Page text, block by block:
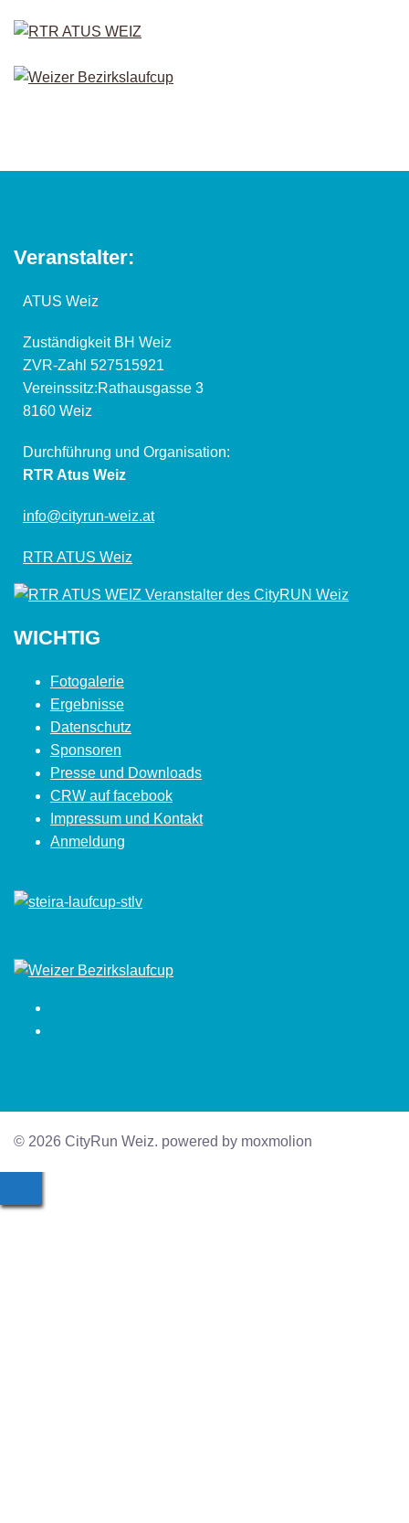
Veranstalter:
ATUS Weiz
Zuständigkeit BH Weiz
ZVR-Zahl 527515921
Vereinssitz:Rathausgasse 3
8160 Weiz
Durchführung und Organisation:
RTR Atus Weiz
info@cityrun-weiz.at
RTR ATUS Weiz
WICHTIG
Fotogalerie
Ergebnisse
Datenschutz
Sponsoren
Presse und Downloads
CRW auf facebook
Impressum und Kontakt
Anmeldung
© 2026 CityRun Weiz. powered by moxmolion